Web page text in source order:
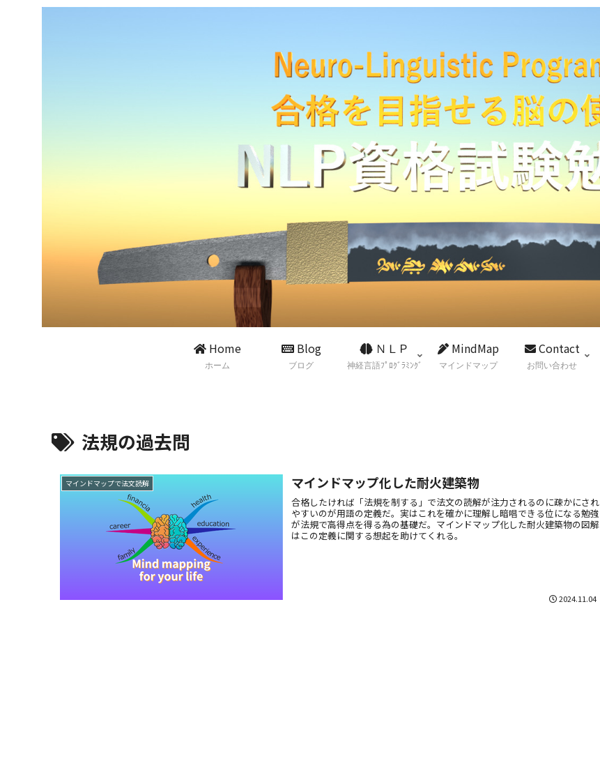
Home
ホーム
Blog
ブログ
ＮＬＰ
神経言語ﾌﾟﾛｸﾞﾗﾐﾝｸﾞ
MindMap
マインドマップ
Contact
お問い合わせ
法規の過去問
マインドマップで法文読解 マインドマップ化した耐火建築物
合格したければ「法規を制する」で法文の読解が注力されるのに疎かにされ
やすいのが用語の定義だ。実はこれを確かに理解し暗唱できる位になる勉強
が法規で高得点を得る為の基礎だ。マインドマップ化した耐火建築物の図解
はこの定義に関する想起を助けてくれる。
2024.11.04